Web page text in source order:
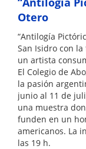
Otero
“Antilogía
San Isidro con
un artista
El Colegio de
la pasión
junio al 11 de
una muestra
funden en un
americanos. La
las 19 h.